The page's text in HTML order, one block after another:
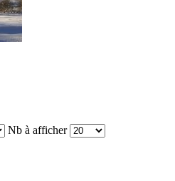
Nb à afficher